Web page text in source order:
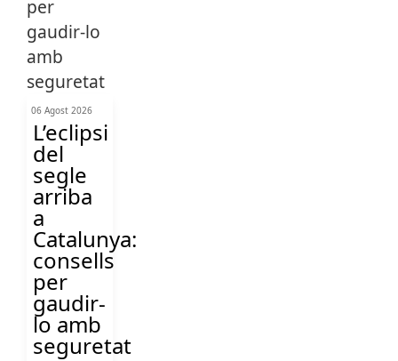
06 Agost 2026
L’eclipsi
del
segle
arriba
a
Catalunya:
consells
per
gaudir-
lo amb
seguretat